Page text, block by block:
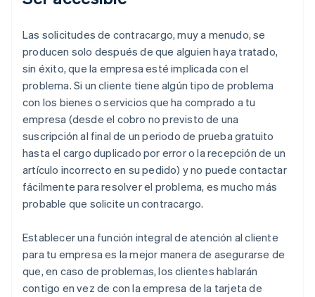
Las solicitudes de contracargo, muy a menudo, se
producen solo después de que alguien haya tratado,
sin éxito, que la empresa esté implicada con el
problema. Si un cliente tiene algún tipo de problema
con los bienes o servicios que ha comprado a tu
empresa (desde el cobro no previsto de una
suscripción al final de un periodo de prueba gratuito
hasta el cargo duplicado por error o la recepción de un
artículo incorrecto en su pedido) y no puede contactar
fácilmente para resolver el problema, es mucho más
probable que solicite un contracargo.
Establecer una función integral de atención al cliente
para tu empresa es la mejor manera de asegurarse de
que, en caso de problemas, los clientes hablarán
contigo en vez de con la empresa de la tarjeta de